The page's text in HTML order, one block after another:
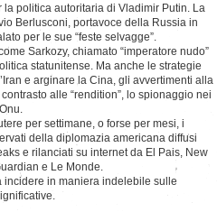
la politica autoritaria di Vladimir Putin. La
Berlusconi, portavoce della Russia in
per le sue “feste selvagge”.
Sarkozy, chiamato “imperatore nudo”
statunitense. Ma anche le strategie
e arginare la Cina, gli avvertimenti alla
alle “rendition”, lo spionaggio nei
per settimane, o forse per mesi, i
della diplomazia americana diffusi
e rilanciati su internet da El Pais, New
e Le Monde.
incidere in maniera indelebile sulle